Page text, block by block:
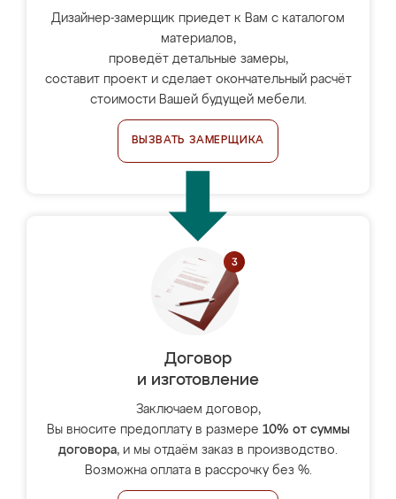
Дизайнер-замерщик приедет к Вам с каталогом
материалов,
проведёт детальные замеры,
составит проект и сделает окончательный расчёт
стоимости Вашей будущей мебели.
ВЫЗВАТЬ ЗАМЕРЩИКА
Договор
и изготовление
Заключаем договор,
Вы вносите предоплату в размере 10% от суммы
договора, и мы отдаём заказ в производство.
Возможна оплата в рассрочку без %.